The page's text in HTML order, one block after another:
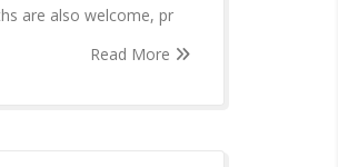
are also welcome, pr
Read More